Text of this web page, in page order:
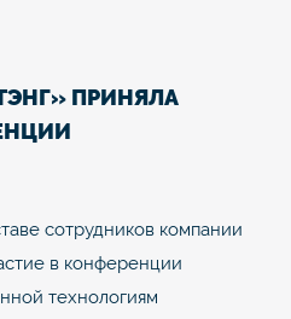
ПРИНЯЛА
сотрудников компании
в конференции
технологиям